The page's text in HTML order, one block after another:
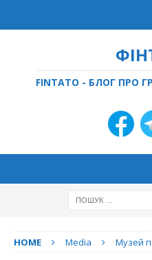
FINTATO - БЛОГ ПРО
HOME Media Музей